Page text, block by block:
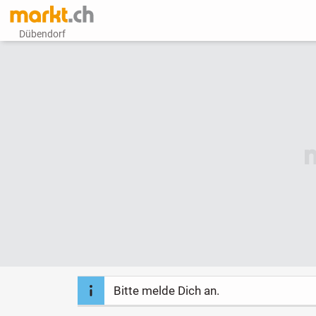
Dübendorf
Bitte melde Dich an.